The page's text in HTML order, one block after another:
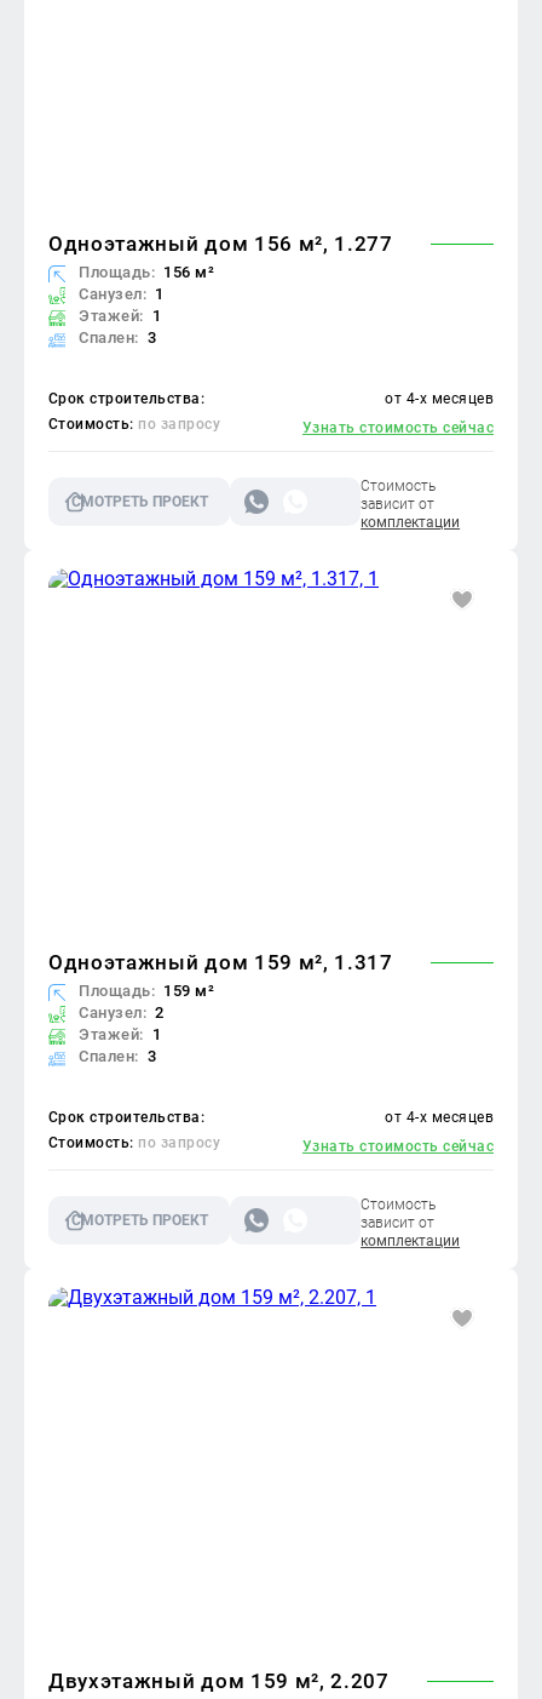
Одноэтажный дом 156 м², 1.277
Площадь: 156 м²
Санузел: 1
Этажей: 1
Спален: 3
Срок строительства:
от 4-х месяцев
Стоимость: по запросу Узнать стоимость сейчас
СМОТРЕТЬ ПРОЕКТ
Стоимость
зависит от
комплектации
Одноэтажный дом 159 м², 1.317
Площадь: 159 м²
Санузел: 2
Этажей: 1
Спален: 3
Срок строительства:
от 4-х месяцев
Стоимость: по запросу Узнать стоимость сейчас
СМОТРЕТЬ ПРОЕКТ
Стоимость
зависит от
комплектации
Двухэтажный дом 159 м², 2.207